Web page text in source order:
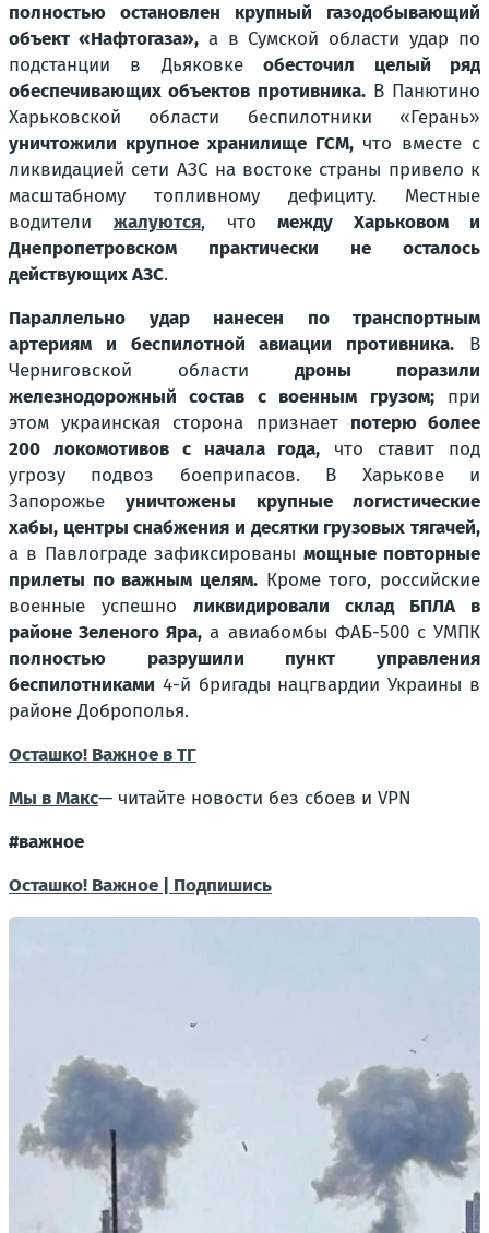
полностью остановлен крупный газодобывающий
объект «Нафтогаза»,а в Сумской области удар по
подстанции в Дьяковкеобесточил целый ряд
обеспечивающих объектов противника.В Панютино
Харьковской области беспилотники «Герань»
уничтожили крупное хранилище ГСМ,что вместе с
ликвидацией сети АЗС на востоке страны привело к
масштабному топливному дефициту. Местные
водители жалуются, чтомежду Харьковом и
Днепропетровском практически не осталось
действующих АЗС.
Параллельно удар нанесен по транспортным
артериям и беспилотной авиации противника. В
Черниговской области дроны поразили
железнодорожный состав с военным грузом;при
этом украинская сторона признает потерю более
200 локомотивов с начала года, что ставит под
угрозу подвоз боеприпасов. В Харькове и
Запорожьеуничтожены крупные логистические
хабы, центры снабжения и десятки грузовых тягачей,
а в Павлограде зафиксированымощные повторные
прилеты по важным целям. Кроме того, российские
военные успешно ликвидировали склад БПЛА в
районе Зеленого Яра, а авиабомбы ФАБ-500 с УМПК
полностью разрушили пункт управления
беспилотниками 4-й бригады нацгвардии Украины в
районе Доброполья.
Осташко! Важное в ТГ
Мы в Макс— читайте новости без сбоев и VPN
#важное
Осташко! Важное | Подпишись